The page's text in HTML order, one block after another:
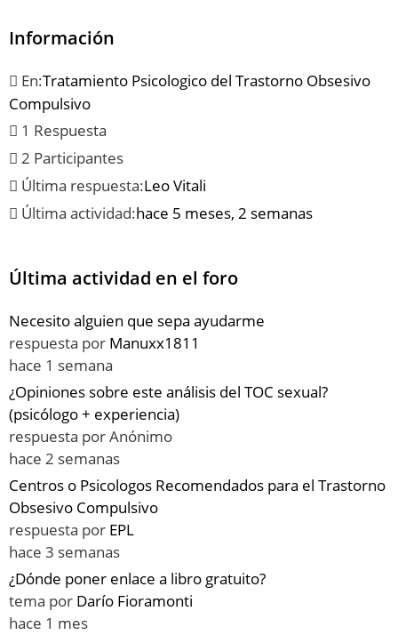
Información
En:Tratamiento Psicologico del Trastorno Obsesivo
Compulsivo
1 Respuesta
2 Participantes
Última respuesta:Leo Vitali
Última actividad:hace 5 meses, 2 semanas
Última actividad en el foro
Necesito alguien que sepa ayudarme
respuesta por Manuxx1811
hace 1 semana
¿Opiniones sobre este análisis del TOC sexual?
(psicólogo + experiencia)
respuesta porAnónimo
hace 2 semanas
Centros o Psicologos Recomendados para el Trastorno
Obsesivo Compulsivo
respuesta por EPL
hace 3 semanas
¿Dónde poner enlace a libro gratuito?
tema por Darío Fioramonti
hace 1 mes